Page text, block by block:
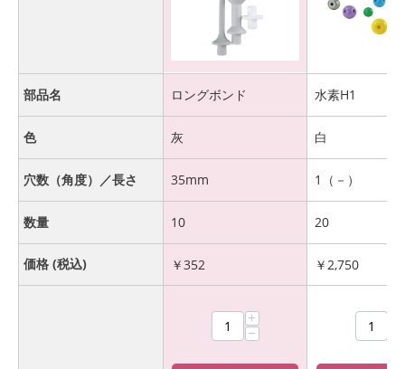
部品名 ロングボンド 水素H1
色 灰 白
穴数（角度）／長さ 35mm 1（－）
数量 10 20
価格 (税込) ￥352 ￥ 2,750
+
−